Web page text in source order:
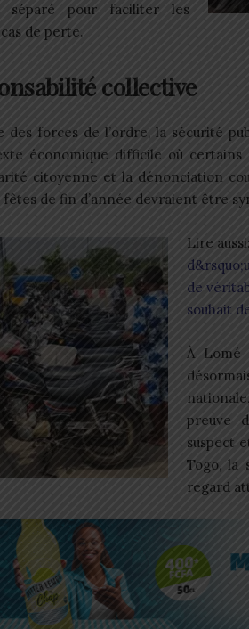
séparé pour faciliter les
de perte.
collective
des forces de l’ordre, la sécurité
économique difficile où
citoyenne et la dénonciation
de fin d’année devraient être
Lire aussi:
de
souhait
À Lomé
preuve
suspect
Togo, la
regard